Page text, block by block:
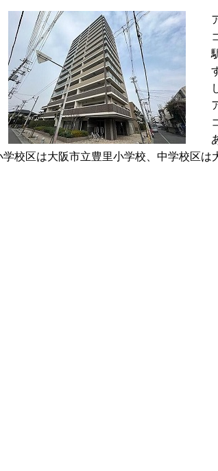
学校区は大阪市立豊里小学校、中学校区は